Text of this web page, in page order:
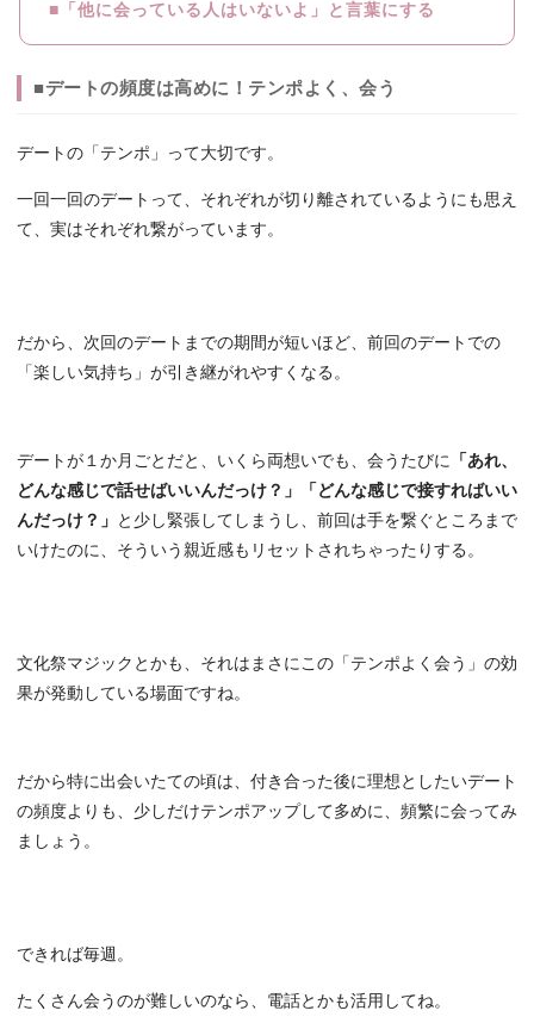
■「他に会っている人はいないよ」と言葉にする
■デートの頻度は高めに！テンポよく、会う
デートの「テンポ」って大切です。
一回一回のデートって、それぞれが切り離されているようにも思え
て、実はそれぞれ繋がっています。
だから、次回のデートまでの期間が短いほど、前回のデートでの
「楽しい気持ち」が引き継がれやすくなる。
デートが１か月ごとだと、いくら両想いでも、会うたびに 「あれ、
どんな感じで話せばいいんだっけ？」「どんな感じで接すればいい
んだっけ？」 と少し緊張してしまうし、前回は手を繋ぐところまで
いけたのに、そういう親近感もリセットされちゃったりする。
文化祭マジックとかも、それはまさにこの「テンポよく会う」の効
果が発動している場面ですね。
だから特に出会いたての頃は、付き合った後に理想としたいデート
の頻度よりも、少しだけテンポアップして多めに、頻繁に会ってみ
ましょう。
できれば毎週。
たくさん会うのが難しいのなら、電話とかも活用してね。